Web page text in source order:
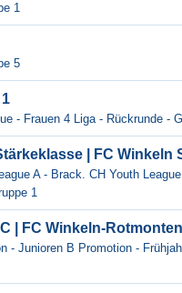
1
5
- Frauen 4 Liga - Rückrunde -
| FC Winkeln
A - Brack. CH Youth
1
| FC Winkeln-
- Junioren B Promotion -